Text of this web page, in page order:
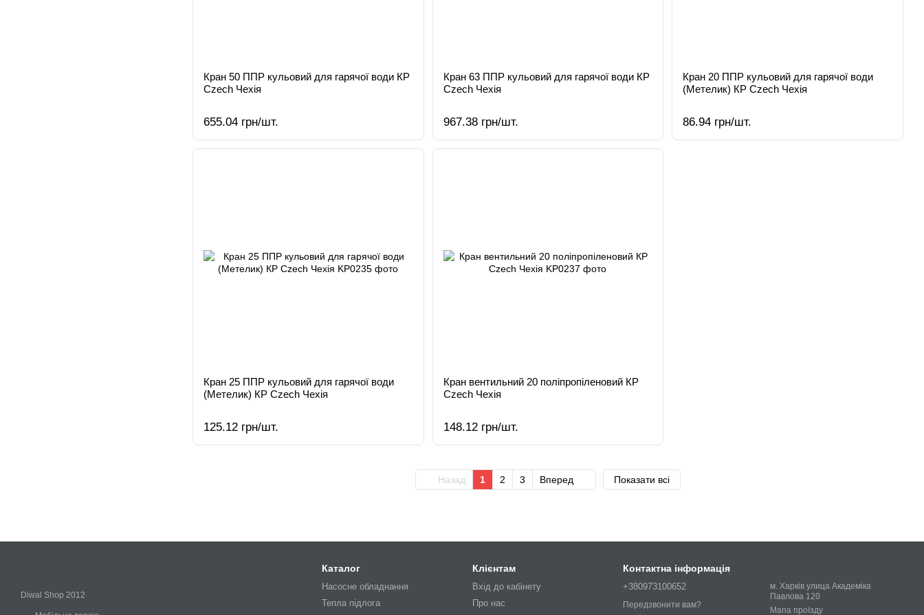
Кран 50 ППР кульовий для гарячої води КР
Czech Чехія
655.04 грн/шт.
Кран 63 ППР кульовий для гарячої води КР
Czech Чехія
967.38 грн/шт.
Кран 20 ППР кульовий для гарячої води
(Метелик) КР Czech Чехія
86.94 грн/шт.
Кран 25 ППР кульовий для гарячої води
(Метелик) КР Czech Чехія
125.12 грн/шт.
Кран вентильний 20 поліпропіленовий КР
Czech Чехія
148.12 грн/шт.
Назад 1 2 3 Вперед Показати всі
Diwal Shop 2012
Каталог
Насосне обладнання
Тепла підлога
Клієнтам
Вхід до кабінету
Про нас
Контактна інформація
+380973100652
Передзвонити вам?
м. Харків улица Академіка
Павлова 120
Мапа проїзду